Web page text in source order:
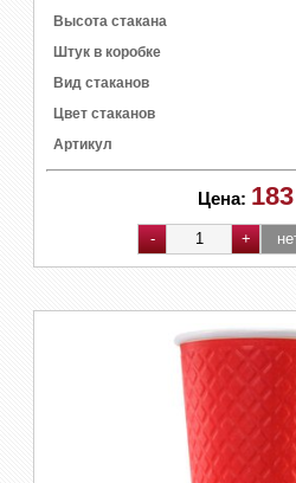
Высота стакана
Штук в коробке
Вид стаканов
Цвет стаканов
Артикул
Цена: 183